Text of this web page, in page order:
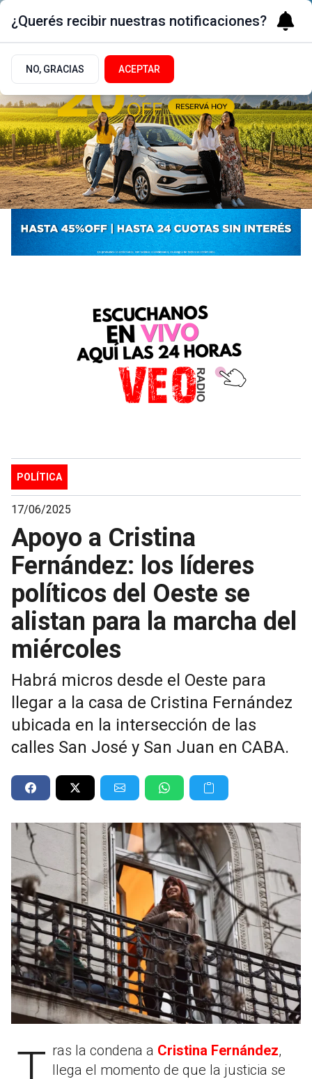
POLÍTICA
17/06/2025
Apoyo a Cristina
Fernández: los líderes
políticos del Oeste se
alistan para la marcha del
miércoles
Habrá micros desde el Oeste para
llegar a la casa de Cristina Fernández
ubicada en la intersección de las
calles San José y San Juan en CABA.
Tras la condena a Cristina Fernández,
llega el momento de que la justicia se
¿Querés recibir nuestras notificaciones?
NO, GRACIAS ACEPTAR